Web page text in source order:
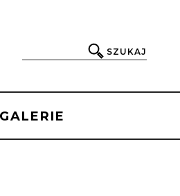
SZUKAJ
GALERIE